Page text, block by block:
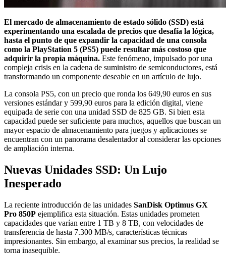
El mercado de almacenamiento de estado sólido (SSD) está
experimentando una escalada de precios que desafía la lógica,
hasta el punto de que expandir la capacidad de una consola
como la PlayStation 5 (PS5) puede resultar más costoso que
adquirir la propia máquina. Este fenómeno, impulsado por una
compleja crisis en la cadena de suministro de semiconductores, está
transformando un componente deseable en un artículo de lujo.
La consola PS5, con un precio que ronda los 649,90 euros en sus
versiones estándar y 599,90 euros para la edición digital, viene
equipada de serie con una unidad SSD de 825 GB. Si bien esta
capacidad puede ser suficiente para muchos, aquellos que buscan un
mayor espacio de almacenamiento para juegos y aplicaciones se
encuentran con un panorama desalentador al considerar las opciones
de ampliación interna.
Nuevas Unidades SSD: Un Lujo
Inesperado
La reciente introducción de las unidades SanDisk Optimus GX
Pro 850P ejemplifica esta situación. Estas unidades prometen
capacidades que varían entre 1 TB y 8 TB, con velocidades de
transferencia de hasta 7.300 MB/s, características técnicas
impresionantes. Sin embargo, al examinar sus precios, la realidad se
torna inasequible.